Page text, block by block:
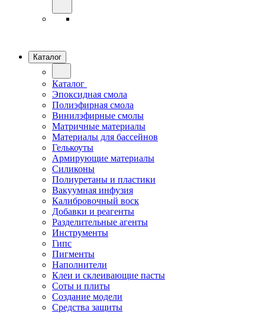
Каталог
Каталог
Эпоксидная смола
Полиэфирная смола
Винилэфирные смолы
Матричные материалы
Материалы для бассейнов
Гелькоуты
Армирующие материалы
Силиконы
Полиуретаны и пластики
Вакуумная инфузия
Калибровочный воск
Добавки и реагенты
Разделительные агенты
Инструменты
Гипс
Пигменты
Наполнители
Клеи и склеивающие пасты
Соты и плиты
Создание модели
Средства защиты